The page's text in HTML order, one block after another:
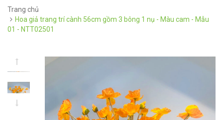
Trang chủ
Hoa giả trang trí cành 56cm gồm 3 bông 1 nụ - Màu cam - Mẫu
01 - NTT02501